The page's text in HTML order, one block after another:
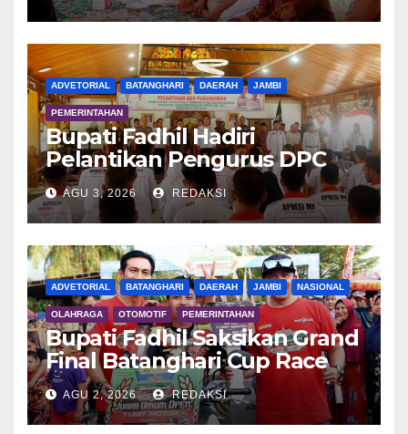
ADVETORIAL BATANGHARI DAERAH JAMBI
PEMERINTAHAN
Bupati Fadhil Hadiri
Pelantikan Pengurus DPC
APDESI MP
AGU 3, 2026 REDAKSI
ADVETORIAL BATANGHARI DAERAH JAMBI NASIONAL
OLAHRAGA OTOMOTIF PEMERINTAHAN
Bupati Fadhil Saksikan Grand
Final Batanghari Cup Race
2026
AGU 2, 2026 REDAKSI